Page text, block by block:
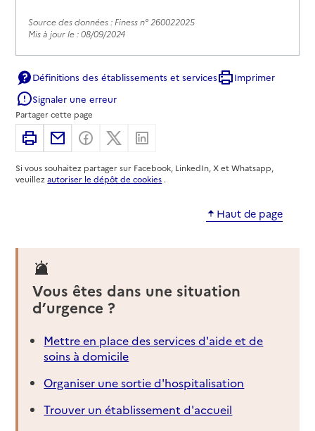
Source des données : Finess n° 260022025
Mis à jour le : 08/09/2024
Définitions des établissements et services
Imprimer
Signaler une erreur
Partager cette page
ImprimerPartager par email
Partager sur Facebook
Partager sur X
Si vous souhaitez partager sur Facebook, LinkedIn, X et Whatsapp,
veuillezautoriser le dépôt de cookies .
Haut de page
Vous êtes dans une situation
d’urgence ?
Mettre en place des services d'aide et de
soins à domicile
Organiser une sortie d'hospitalisation
Trouver un établissement d'accueil